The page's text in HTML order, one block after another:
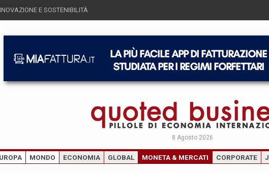
E SOSTENIBILITÀ
8 Agosto 2026
MONDO ECONOMIA GLOBAL MONETA & MERCATI CORPORATE